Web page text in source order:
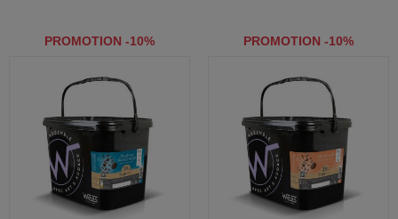
PROMOTION -10% PROMOTION -10%